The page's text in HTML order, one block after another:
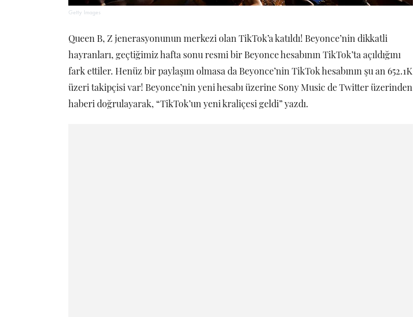
Getty Images
Queen B, Z jenerasyonunun merkezi olan TikTok’a katıldı! Beyonce’nin dikkatli
hayranları, geçtiğimiz hafta sonu resmi bir Beyonce hesabının TikTok’ta açıldığını
fark ettiler. Henüz bir paylaşım olmasa da Beyonce’nin TikTok hesabının şu an 652.1K
üzeri takipçisi var! Beyonce’nin yeni hesabı üzerine Sony Music de Twitter üzerinden
haberi doğrulayarak, “TikTok’un yeni kraliçesi geldi” yazdı.